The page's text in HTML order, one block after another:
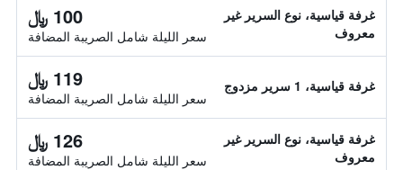
غرفة قياسية، نوع السرير غير
معروف
100 ﷼
سعر الليلة شامل الصريبة المضافة
غرفة قياسية، 1 سرير مزدوج 119 ﷼
سعر الليلة شامل الصريبة المضافة
غرفة قياسية، نوع السرير غير
معروف
126 ﷼
سعر الليلة شامل الصريبة المضافة